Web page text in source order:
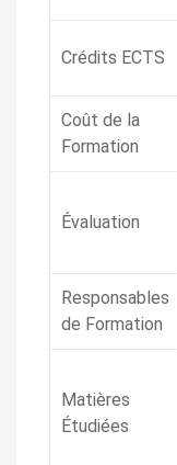
Crédits ECTS
Coût de la
Formation
Évaluation
Responsables
de Formation
Matières
Étudiées